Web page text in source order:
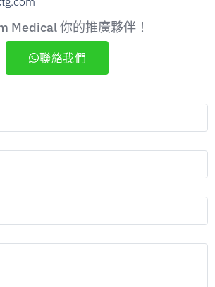
Medical 你的推廣夥伴！
聯絡我們